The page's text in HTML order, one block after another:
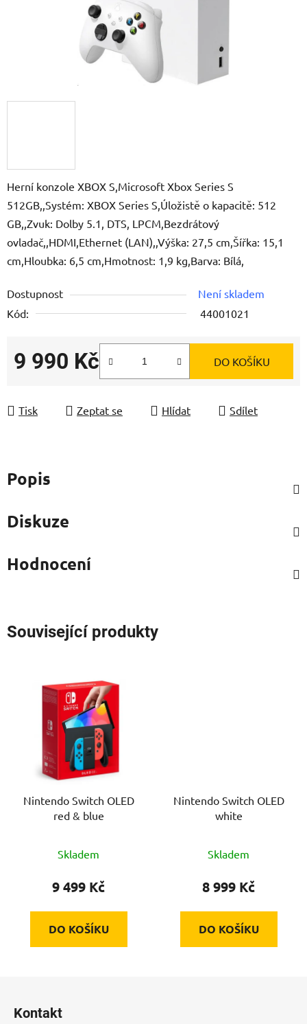
Herní konzole XBOX S,Microsoft Xbox Series S
512GB,,Systém: XBOX Series S,Úložistě o kapacitě: 512
GB,,Zvuk: Dolby 5.1, DTS, LPCM,Bezdrátový
ovladač,,HDMI,Ethernet (LAN),,Výška: 27,5 cm,Šířka: 15,1
cm,Hloubka: 6,5 cm,Hmotnost: 1,9 kg,Barva: Bílá,
Dostupnost
Není skladem
Kód:
44001021
9 990 Kč DO KOŠÍKU
Tisk Zeptat se Hlídat Sdílet
Popis
Diskuze
Hodnocení
Související produkty
Nintendo Switch OLED
red & blue
Skladem
9 499 Kč
DO KOŠÍKU
Nintendo Switch OLED
white
Skladem
8 999 Kč
DO KOŠÍKU
Kontakt